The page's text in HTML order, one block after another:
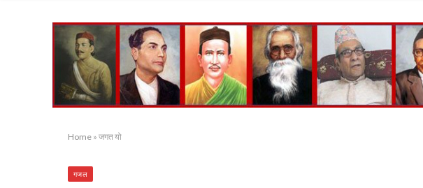
Home » जगत यो
गजल